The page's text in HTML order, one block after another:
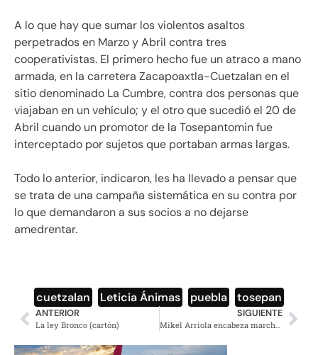
A lo que hay que sumar los violentos asaltos
perpetrados en Marzo y Abril contra tres
cooperativistas. El primero hecho fue un atraco a mano
armada, en la carretera Zacapoaxtla-Cuetzalan en el
sitio denominado La Cumbre, contra dos personas que
viajaban en un vehículo; y el otro que sucedió el 20 de
Abril cuando un promotor de la Tosepantomin fue
interceptado por sujetos que portaban armas largas.
Todo lo anterior, indicaron, les ha llevado a pensar que
se trata de una campaña sistemática en su contra por
lo que demandaron a sus socios a no dejarse
amedrentar.
cuetzalan Leticia Ánimas puebla tosepan
ANTERIOR
La ley Bronco (cartón)
SIGUIENTE
Mikel Arriola encabeza marcha antiabortista en CDMX